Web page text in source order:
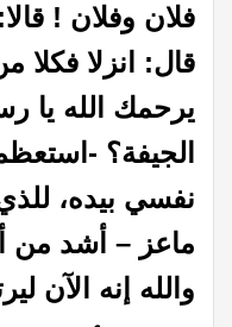
فلان وفلان !
قال: انزلا فكلا
يرحمك الله يا
الجيفة؟ -
نفسي بيده،
ماعز – أشد من
والله إنه الآن